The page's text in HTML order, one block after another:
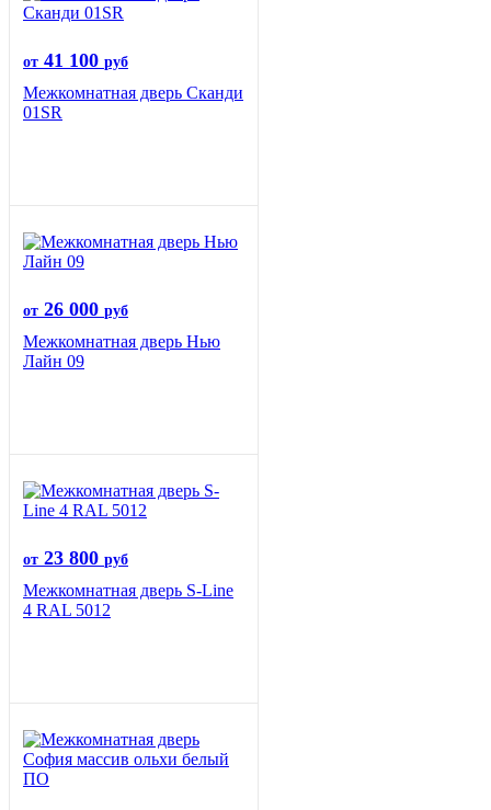
от 41 100 руб
Межкомнатная дверь Сканди
01SR
от 26 000 руб
Межкомнатная дверь Нью
Лайн 09
от 23 800 руб
Межкомнатная дверь S-Line
4 RAL 5012